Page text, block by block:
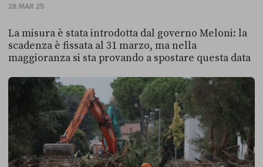
28 MAR 25
La misura è stata introdotta dal governo Meloni: la
scadenza è fissata al 31 marzo, ma nella
maggioranza si sta provando a spostare questa data